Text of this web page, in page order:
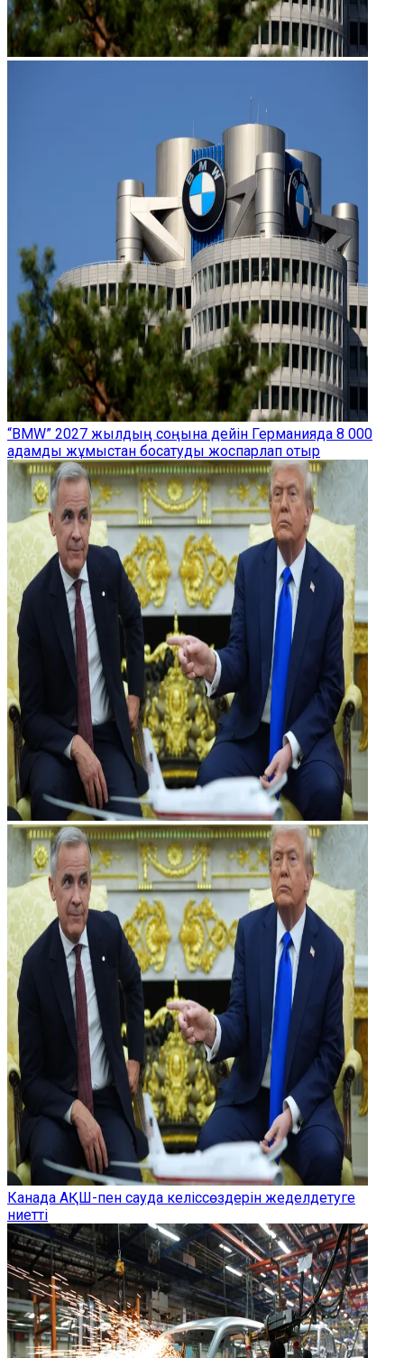
“BMW” 2027 жылдың соңына дейін Германияда 8 000
адамды жұмыстан босатуды жоспарлап отыр
Канада АҚШ-пен сауда келіссөздерін жеделдетуге
ниетті